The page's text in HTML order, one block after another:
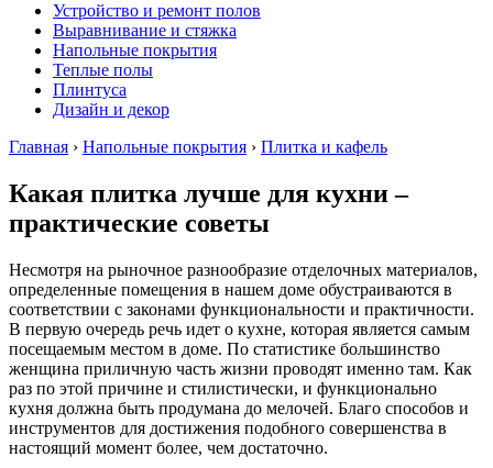
Устройство и ремонт полов
Выравнивание и стяжка
Напольные покрытия
Теплые полы
Плинтуса
Дизайн и декор
Главная › Напольные покрытия › Плитка и кафель
Какая плитка лучше для кухни –
практические советы
Несмотря на рыночное разнообразие отделочных материалов,
определенные помещения в нашем доме обустраиваются в
соответствии с законами функциональности и практичности.
В первую очередь речь идет о кухне, которая является самым
посещаемым местом в доме. По статистике большинство
женщина приличную часть жизни проводят именно там. Как
раз по этой причине и стилистически, и функционально
кухня должна быть продумана до мелочей. Благо способов и
инструментов для достижения подобного совершенства в
настоящий момент более, чем достаточно.